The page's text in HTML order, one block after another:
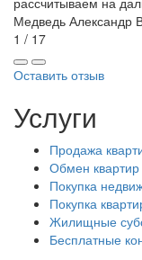
Медведь Александр
1 / 17
Оставить отзыв
Услуги
Продажа
Обмен квартир
Покупка
Покупка
Жилищные
Бесплатные